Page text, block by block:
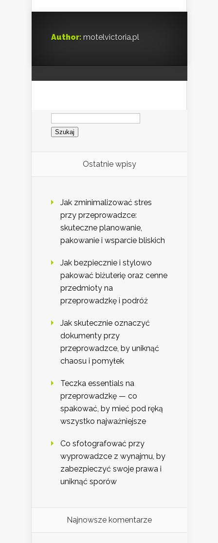
Author: motelvictoria.pl
Szukaj:
Ostatnie wpisy
Jak zminimalizować stres
przy przeprowadzce:
skuteczne planowanie,
pakowanie i wsparcie bliskich
Jak bezpiecznie i stylowo
pakować biżuterię oraz cenne
przedmioty na
przeprowadzkę i podróż
Jak skutecznie oznaczyć
dokumenty przy
przeprowadzce, by uniknąć
chaosu i pomyłek
Teczka essentials na
przeprowadzkę — co
spakować, by mieć pod ręką
wszystko najważniejsze
Co sfotografować przy
wyprowadzce z wynajmu, by
zabezpieczyć swoje prawa i
uniknąć sporów
Najnowsze komentarze